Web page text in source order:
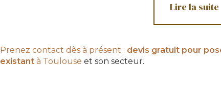
Lire la suite
Prenez contact dès à présent : devis gratuit pour
existant à Toulouse et son secteur.